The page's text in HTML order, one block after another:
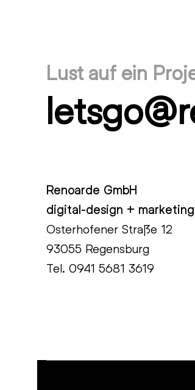
Lust auf ein
Renoarde GmbH
digital-design + marketing
Osterhofener Straße 12
93055 Regensburg
Tel.0941 5681 3619